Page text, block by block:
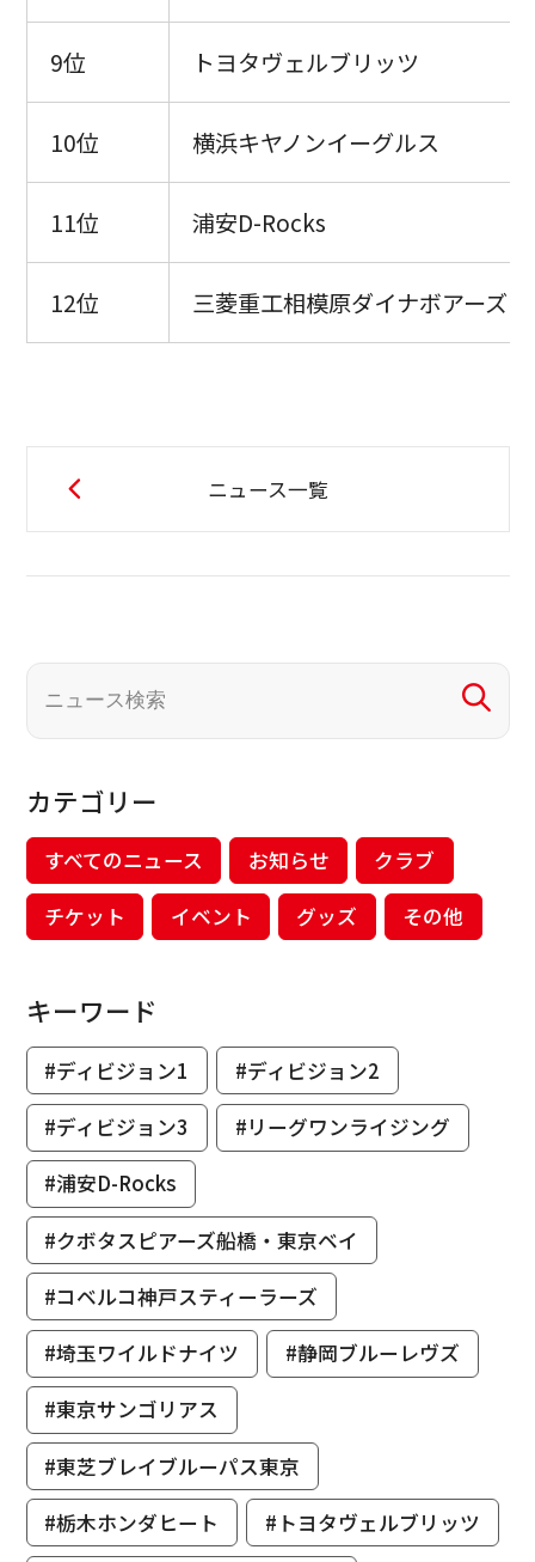
9位 トヨタヴェルブリッツ
10位 横浜キヤノンイーグルス
11位 浦安D-Rocks
12位 三菱重工相模原ダイナボアーズ
ニュース一覧
カテゴリー
すべてのニュース お知らせ
クラブ
チケット
イベント グッズ その他
キーワード
#ディビジョン1
#ディビジョン2
#ディビジョン3
#リーグワンライジング
#浦安D-Rocks
#クボタスピアーズ船橋・東京ベイ
#コベルコ神戸スティーラーズ
#埼玉ワイルドナイツ
#静岡ブルーレヴズ
#東京サンゴリアス
#東芝ブレイブルーパス東京
#栃木ホンダヒート
#トヨタヴェルブリッツ